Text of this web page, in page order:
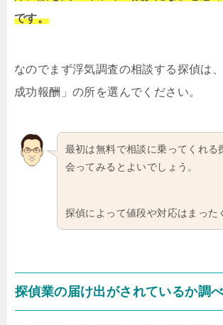
です。
なのでまず浮気調査の相談する探偵は
成功報酬」の所を選んでください。
最初は無料で相談に乗ってくれる
会ってみるとよいでしょう。
探偵によって値段や対応はまった
探偵業の届け出がされているか調